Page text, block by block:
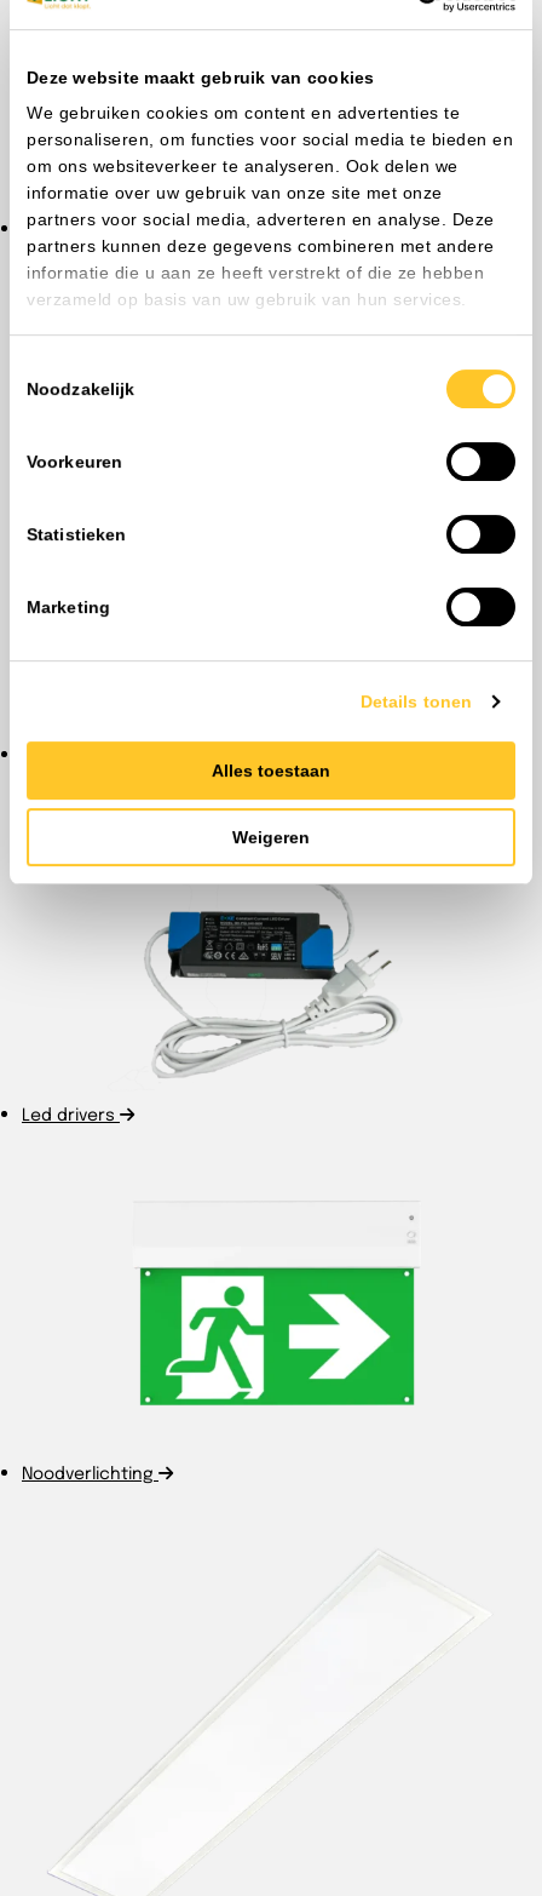
Deze website maakt gebruik van cookies
We gebruiken cookies om content en advertenties te
personaliseren, om functies voor social media te bieden en
om ons websiteverkeer te analyseren. Ook delen we
informatie over uw gebruik van onze site met onze
partners voor social media, adverteren en analyse. Deze
partners kunnen deze gegevens combineren met andere
informatie die u aan ze heeft verstrekt of die ze hebben
verzameld op basis van uw gebruik van hun services.
Noodzakelijk
Voorkeuren
Statistieken
Marketing
Details tonen
Alles toestaan
Weigeren
Bandrasterarmaturen
Led drivers
Noodverlichting